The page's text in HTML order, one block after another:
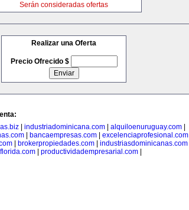
Serán consideradas ofertas
Realizar una Oferta
Precio Ofrecido $
industriadominicana.com alquiloenuruguay.com
bancaempresas.com excelenciaprofesional.com
| brokerpropiedades.com| industriasdominicanas.com|
productividadempresarial.com